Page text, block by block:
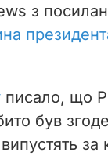
з
писало, що
був
за